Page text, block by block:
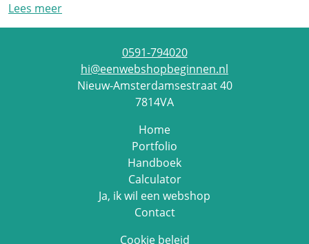
Lees meer
0591-794020
hi@eenwebshopbeginnen.nl
Nieuw-Amsterdamsestraat 40
7814VA
Home
Portfolio
Handboek
Calculator
Ja, ik wil een webshop
Contact
Cookie beleid